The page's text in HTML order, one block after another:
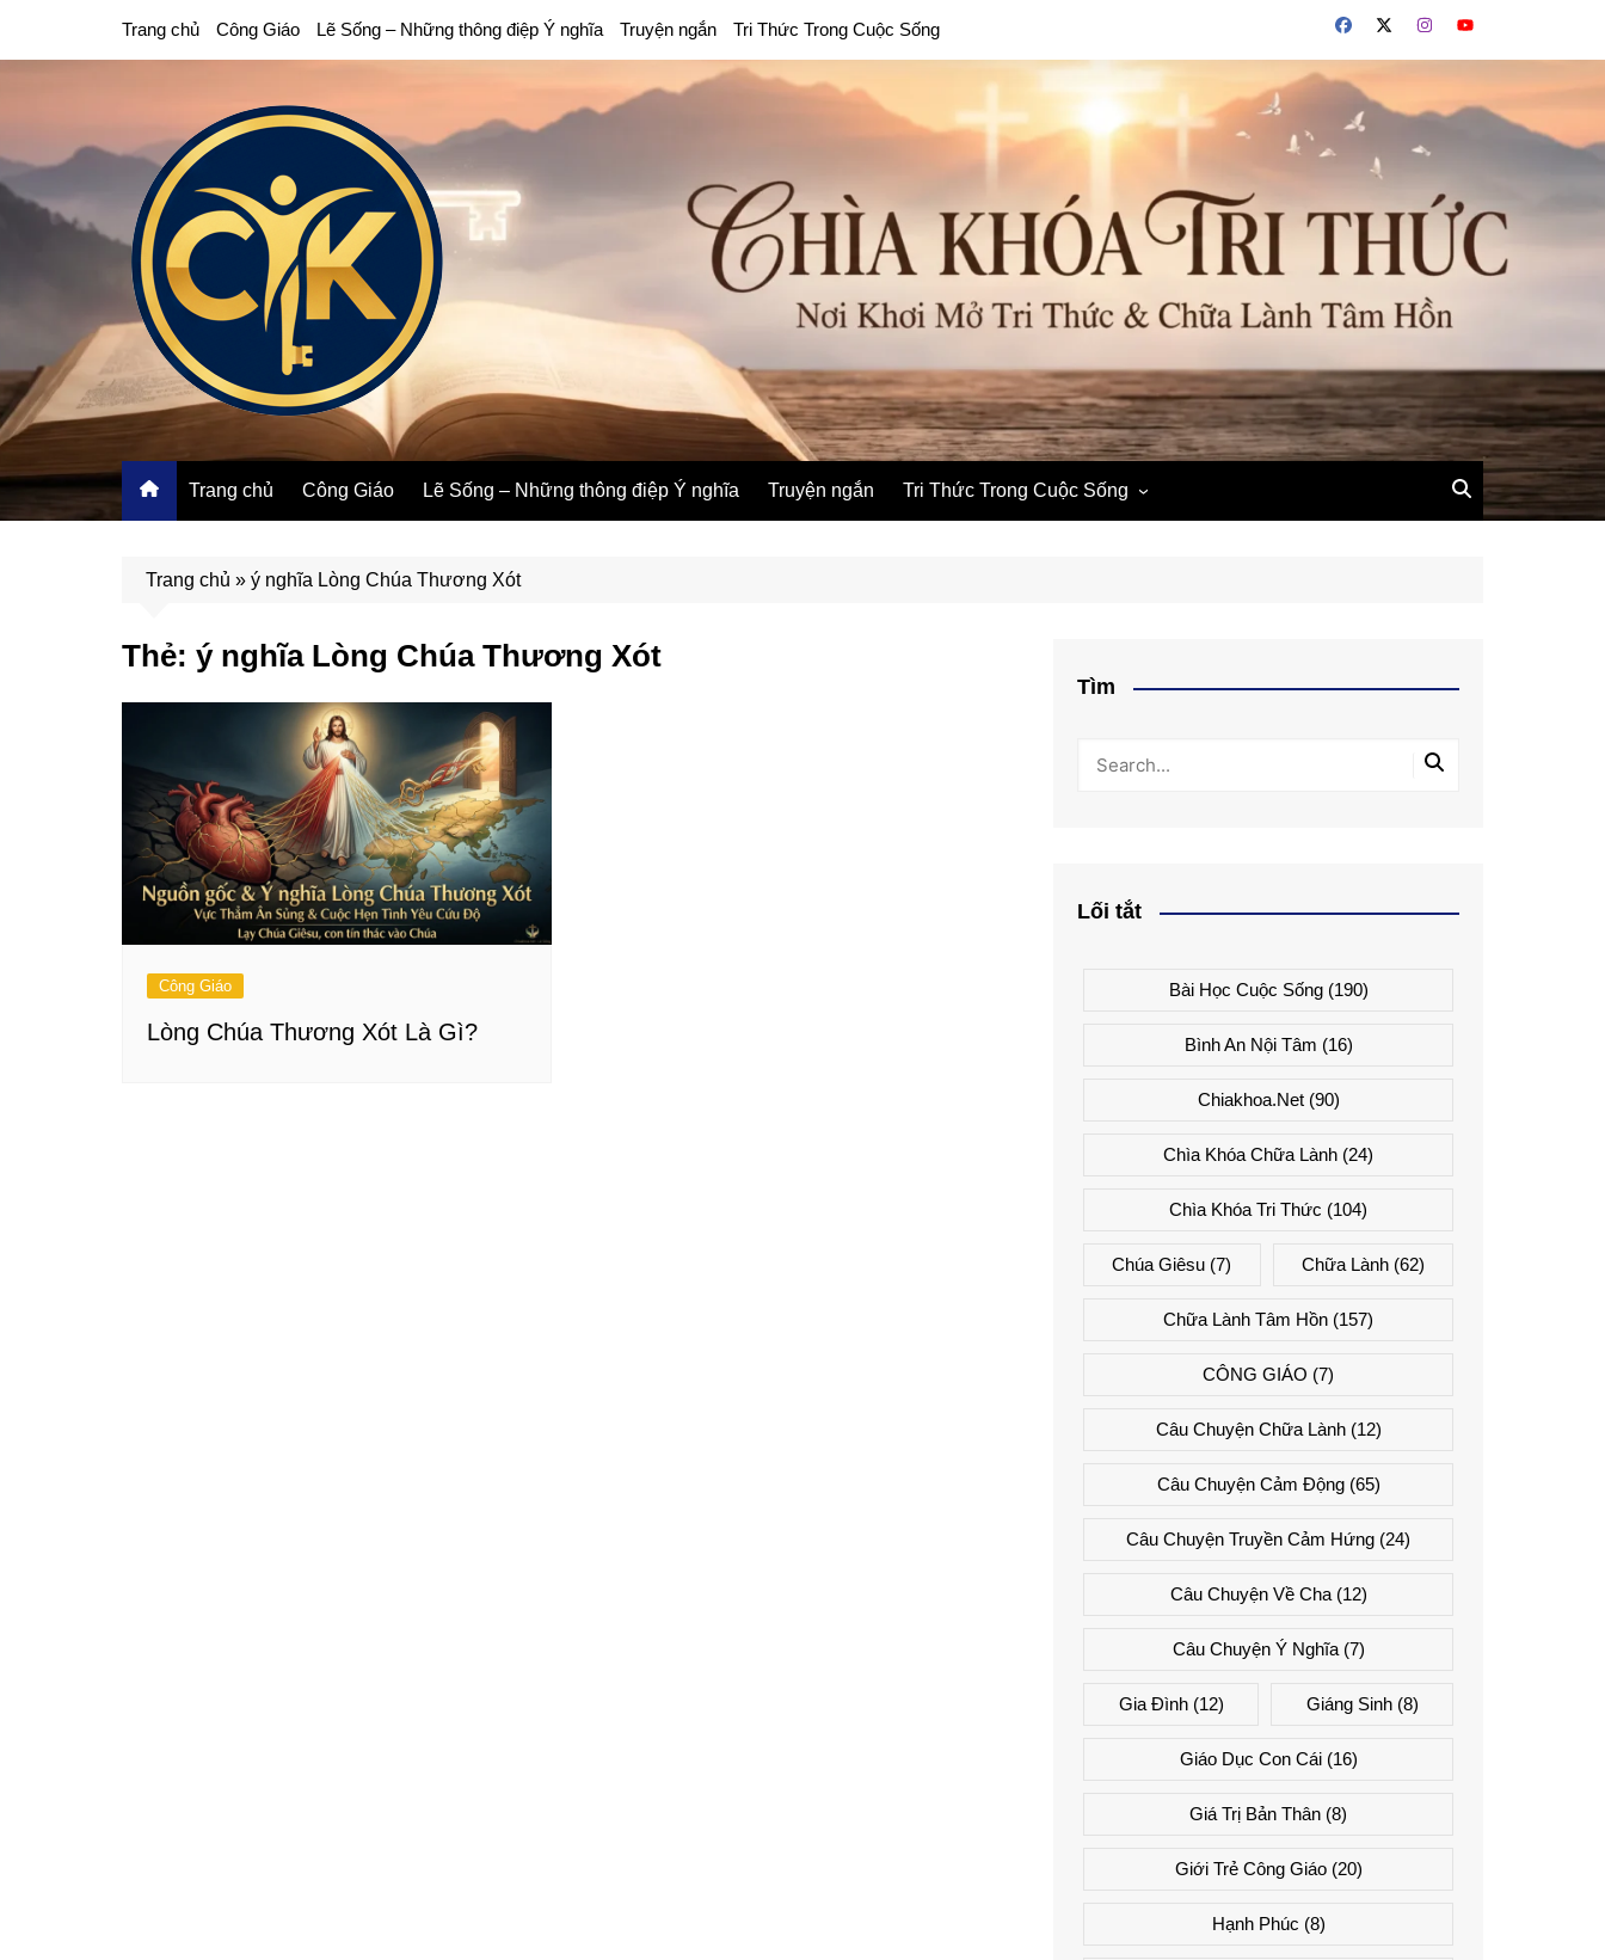
Trang chủ Công Giáo Lẽ Sống – Những thông điệp Ý nghĩa Truyện ngắn Tri Thức Trong Cuộc Sống
Trang chủ Công Giáo Lẽ Sống – Những thông điệp Ý nghĩa Truyện ngắn Tri Thức Trong Cuộc Sống
Trang chủ » ý nghĩa Lòng Chúa Thương Xót
Thẻ: ý nghĩa Lòng Chúa Thương Xót
Công Giáo
Lòng Chúa Thương Xót Là Gì?
Tìm
Lối tắt
Bài Học Cuộc Sống(190)
Bình An Nội Tâm (16)
Chiakhoa.net(90)
Chìa Khóa Chữa Lành (24)
Chìa Khóa Tri Thức (104)
Chúa Giêsu (7) Chữa Lành(62)
Chữa Lành Tâm Hồn (157)
CÔNG GIÁO (7)
Câu Chuyện Chữa Lành(12)
Câu Chuyện Cảm Động(65)
Câu Chuyện Truyền Cảm Hứng (24)
Câu Chuyện Về Cha(12)
Câu Chuyện Ý Nghĩa(7)
Gia Đình(12) Giáng Sinh(8)
Giáo Dục Con Cái(16)
Giá Trị Bản Thân (8)
Giới Trẻ Công Giáo(20)
Hạnh Phúc (8)